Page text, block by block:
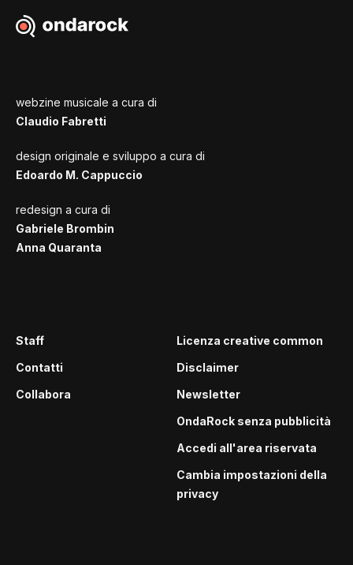
webzine musicale a cura di
Claudio Fabretti
design originale e sviluppo a cura di
Edoardo M. Cappuccio
redesign a cura di
Gabriele Brombin
Anna Quaranta
Staff
Contatti
Collabora
Licenza creative common
Disclaimer
Newsletter
OndaRock senza pubblicità
Accedi all'area riservata
Cambia impostazioni della
privacy